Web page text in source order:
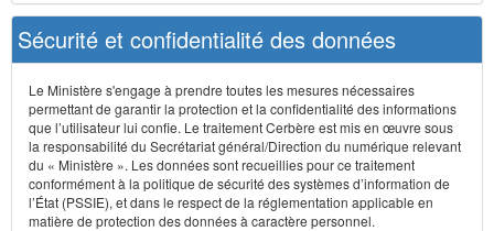
Sécurité et confidentialité des données
Le Ministère s'engage à prendre toutes les mesures nécessaires
permettant de garantir la protection et la confidentialité des informations
que l’utilisateur lui confie. Le traitement Cerbère est mis en œuvre sous
la responsabilité du Secrétariat général/Direction du numérique relevant
du « Ministère ». Les données sont recueillies pour ce traitement
conformément à la politique de sécurité des systèmes d’information de
l’État (PSSIE), et dans le respect de la réglementation applicable en
matière de protection des données à caractère personnel.